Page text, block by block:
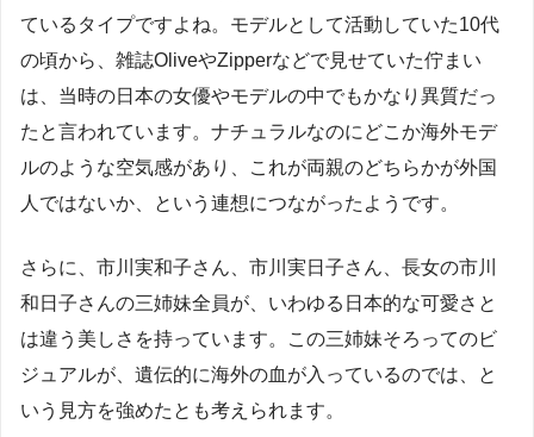
ているタイプですよね。モデルとして活動していた10代
の頃から、雑誌OliveやZipperなどで見せていた佇まい
は、当時の日本の女優やモデルの中でもかなり異質だっ
たと言われています。ナチュラルなのにどこか海外モデ
ルのような空気感があり、これが両親のどちらかが外国
人ではないか、という連想につながったようです。
さらに、市川実和子さん、市川実日子さん、長女の市川
和日子さんの三姉妹全員が、いわゆる日本的な可愛さと
は違う美しさを持っています。この三姉妹そろってのビ
ジュアルが、遺伝的に海外の血が入っているのでは、と
いう見方を強めたとも考えられます。